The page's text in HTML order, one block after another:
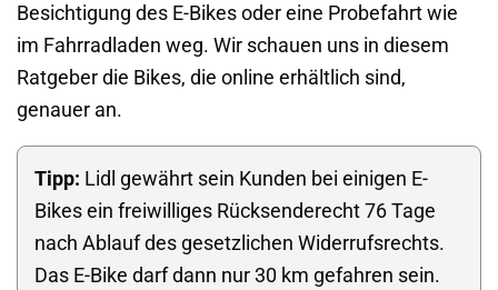
Besichtigung des E-Bikes oder eine Probefahrt wie
im Fahrradladen weg. Wir schauen uns in diesem
Ratgeber die Bikes, die online erhältlich sind,
genauer an.
Tipp: Lidl gewährt sein Kunden bei einigen E-
Bikes ein freiwilliges Rücksenderecht 76 Tage
nach Ablauf des gesetzlichen Widerrufsrechts.
Das E-Bike darf dann nur 30 km gefahren sein.